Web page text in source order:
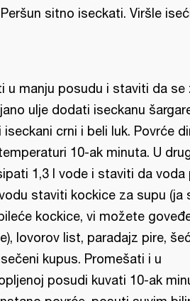
sitno iseckati. Viršle
u manju posudu i staviti da se
ulje dodati iseckanu
iseckani crni i beli luk. Povrće
10-ak minuta. U
1,3 l vode i staviti da voda
staviti kockice za supu (ja
kockice, vi možete
lovorov list, paradajz pire,
kupus. Promešati i u
posudi kuvati 10-ak